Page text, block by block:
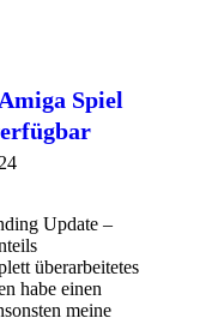
Spiel
Update –
überarbeitetes
habe einen
meine